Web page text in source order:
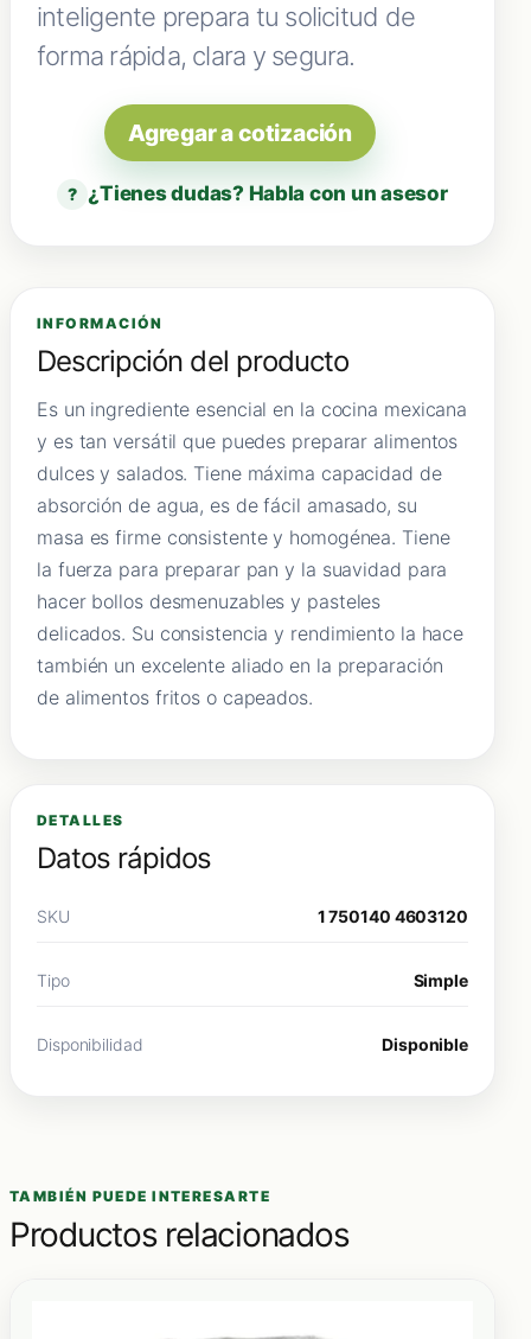
inteligente prepara tu solicitud de
forma rápida, clara y segura.
Agregar a cotización
? ¿Tienes dudas? Habla con un asesor
INFORMACIÓN
Descripción del producto
Es un ingrediente esencial en la cocina mexicana
y es tan versátil que puedes preparar alimentos
dulces y salados. Tiene máxima capacidad de
absorción de agua, es de fácil amasado, su
masa es firme consistente y homogénea. Tiene
la fuerza para preparar pan y la suavidad para
hacer bollos desmenuzables y pasteles
delicados. Su consistencia y rendimiento la hace
también un excelente aliado en la preparación
de alimentos fritos o capeados.
DETALLES
Datos rápidos
SKU 1 750140 4603120
Tipo Simple
Disponibilidad Disponible
TAMBIÉN PUEDE INTERESARTE
Productos relacionados